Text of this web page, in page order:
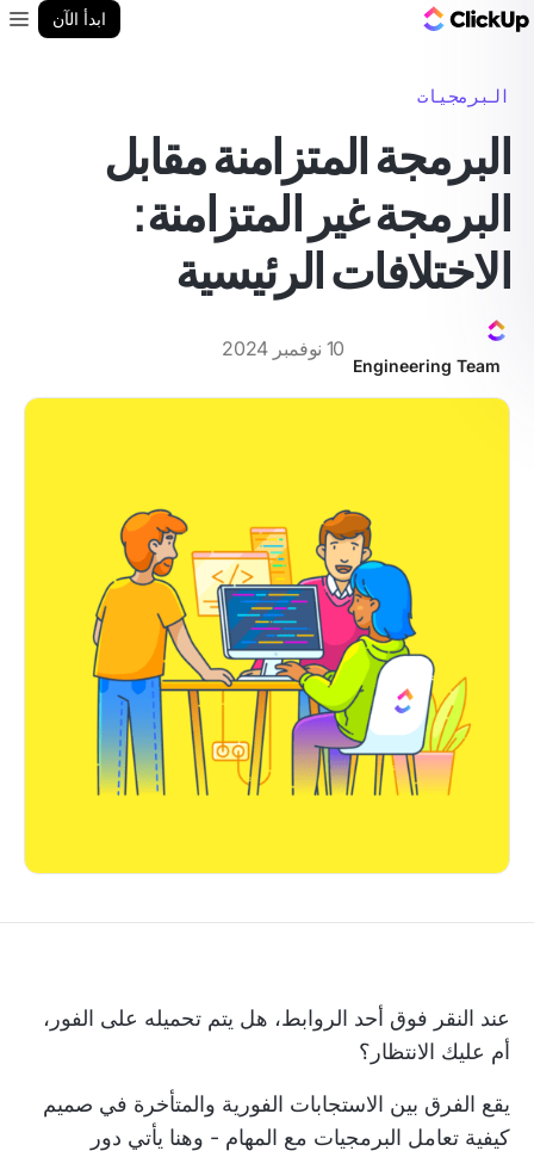
ابدأ الآن
البرمجيات
البرمجة المتزامنة مقابل
البرمجة غير المتزامنة:
الاختلافات الرئيسية
Engineering Team
10 نوفمبر 2024
عند النقر فوق أحد الروابط، هل يتم تحميله على الفور،
أم عليك الانتظار؟
يقع الفرق بين الاستجابات الفورية والمتأخرة في صميم
كيفية تعامل البرمجيات مع المهام - وهنا يأتي دور